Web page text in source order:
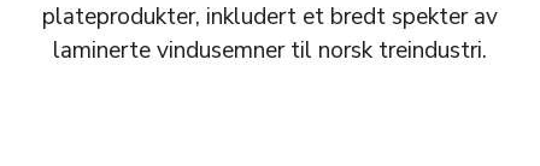
plateprodukter, inkludert et bredt spekter av
laminerte vindusemner til norsk treindustri.